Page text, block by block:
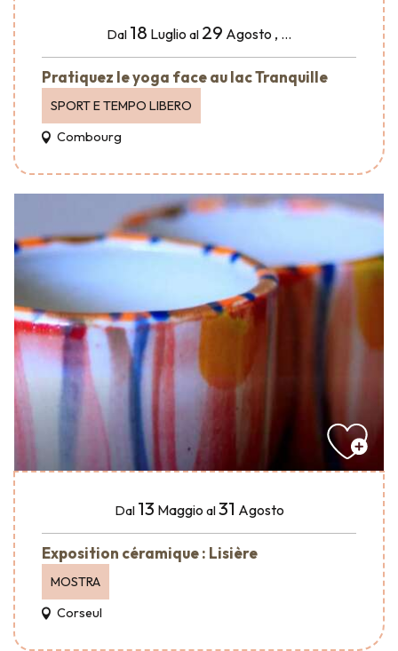
Dal 18 Luglio al 29 Agosto , ...
Pratiquez le yoga face au lac Tranquille
SPORT E TEMPO LIBERO
Combourg
Dal 13 Maggio al31 Agosto
Exposition céramique : Lisière
MOSTRA
Corseul